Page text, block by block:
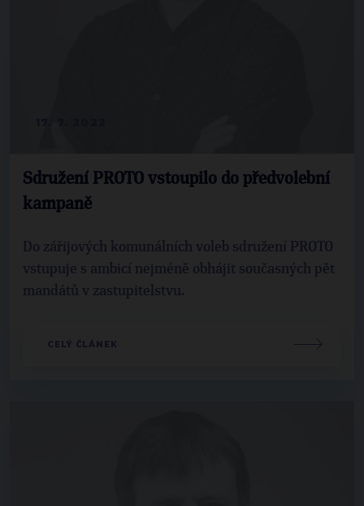
Sdružení PROTO vstoupilo do předvolební
kampaně
Do zářijových komunálních voleb sdružení PROTO
vstupuje s ambicí nejméně obhájit současných pět
mandátů v zastupitelstvu.
CELÝ ČLÁNEK